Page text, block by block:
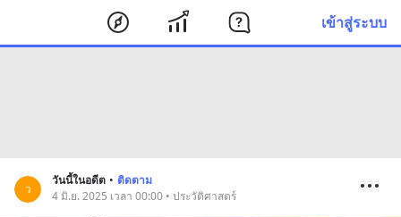
เข้าสู่ระบบ
ว
วันนี้ในอดีต • ติดตาม
4 มิ.ย. 2025 เวลา 00:00 • ประวัติศาสตร์